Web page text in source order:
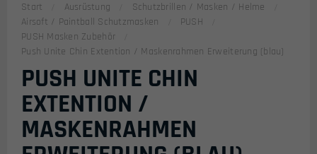
Start Ausrüstung
Schutzbrillen / Masken / Helme
Airsoft / Paintball Schutzmasken
PUSH
PUSH Masken Zubehör
Push Unite Chin Extention / Maskenrahmen Erweiterung (blau)
PUSH UNITE CHIN
EXTENTION /
MASKENRAHMEN